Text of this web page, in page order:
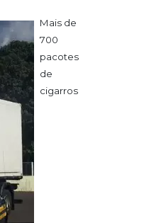
Mais de
700
pacotes
de
cigarros